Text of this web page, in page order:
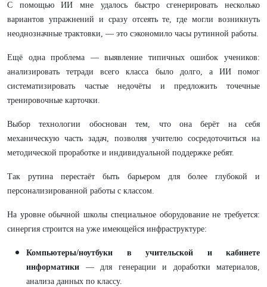
С помощью ИИ мне удалось быстро сгенерировать несколько
вариантов упражнений и сразу отсеять те, где могли возникнуть
неоднозначные трактовки, — это сэкономило часы рутинной работы.
Ещё одна проблема — выявление типичных ошибок учеников:
анализировать тетради всего класса было долго, а ИИ помог
систематизировать частые недочёты и предложить точечные
тренировочные карточки.
Выбор технологии обоснован тем, что она берёт на себя
механическую часть задач, позволяя учителю сосредоточиться на
методической проработке и индивидуальной поддержке ребят.
Так рутина перестаёт быть барьером для более глубокой и
персонализированной работы с классом.
На уровне обычной школы специальное оборудование не требуется:
синергия строится на уже имеющейся инфраструктуре:
Компьютеры/ноутбуки в учительской и кабинете
информатики — для генерации и доработки материалов,
анализа данных по классу.